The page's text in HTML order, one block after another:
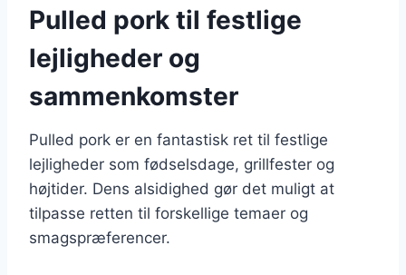
Pulled pork til festlige
lejligheder og
sammenkomster
Pulled pork er en fantastisk ret til festlige
lejligheder som fødselsdage, grillfester og
højtider. Dens alsidighed gør det muligt at
tilpasse retten til forskellige temaer og
smagspræferencer.